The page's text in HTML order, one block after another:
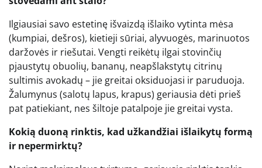
Ilgiausiai savo estetinę išvaizdą išlaiko vytinta mėsa
(kumpiai, dešros), kietieji sūriai, alyvuogės, marinuotos
daržovės ir riešutai. Vengti reikėtų ilgai stovinčių
pjaustytų obuolių, bananų, neapšlakstytų citrinų
sultimis avokadų – jie greitai oksiduojasi ir paruduoja.
Žalumynus (salotų lapus, krapus) geriausia dėti prieš
pat patiekiant, nes šiltoje patalpoje jie greitai vysta.
Kokią duoną rinktis, kad užkandžiai išlaikytų formą
ir nepermirktų?